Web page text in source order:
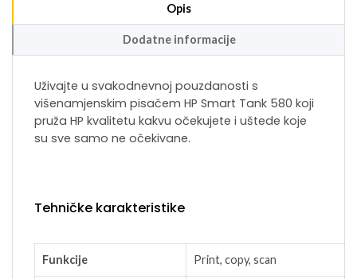
Opis
Dodatne informacije
Uživajte u svakodnevnoj pouzdanosti s
višenamjenskim pisačem HP Smart Tank 580 koji
pruža HP kvalitetu kakvu očekujete i uštede koje
su sve samo ne očekivane.
Tehničke karakteristike
Funkcije Print, copy, scan